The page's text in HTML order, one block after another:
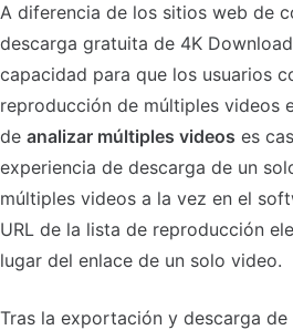
A diferencia de los sitios web de
descarga gratuita de 4K
capacidad para que los usuarios
reproducción de múltiples videos
de analizar múltiples videos es
experiencia de descarga de un
múltiples videos a la vez en el
URL de la lista de reproducción
lugar del enlace de un solo video.
Tras la exportación y descarga